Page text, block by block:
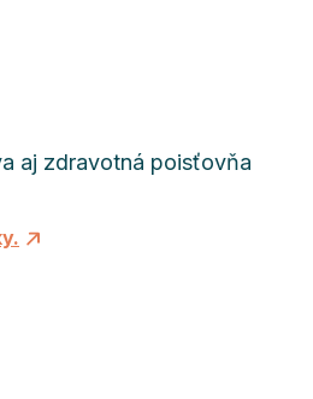
aj zdravotná poisťovňa